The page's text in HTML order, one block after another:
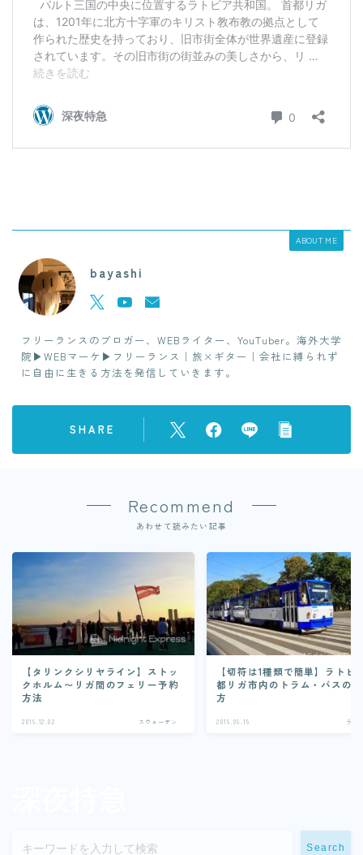
ABOUT ME
bayashi
フリーランスのブロガー、WEBライター、YouTuber。海外大学
院▶︎WEBマーケ▶︎フリーランス｜旅×ギター｜会社に縛られず
に自由に生きる方法を発信していきます。
SHARE
Recommend
あわせて読みたい記事
【タリンクシリヤライン】ストッ
クホルム〜リガ間のフェリー予約
方法
2019.12.02 スウェーデン
【切符は1種類で簡単】ラトビ
都リガ市内のトラム・バスの
方
2019.09.19 ラト
Search